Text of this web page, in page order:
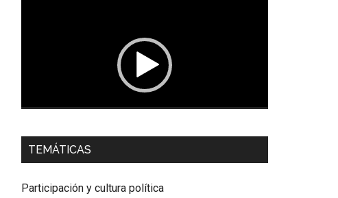
Dra. Carolina Corcho Mejía,
Latinoamericana Sur, Vicepresidenta Federación
TEMÁTICAS
Participación y cultura política